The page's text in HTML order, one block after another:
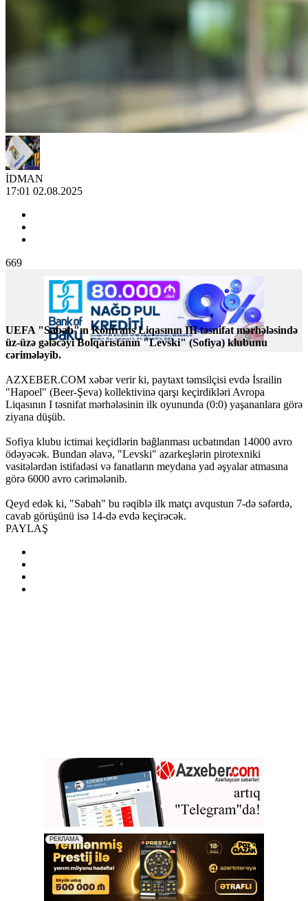
İDMAN
17:01 02.08.2025
669
UEFA "Sabah"ın Konfrans Liqasının III təsnifat mərhələsində
üz-üzə gələcəyi Bolqarıstanın "Levski" (Sofiya) klubunu
cərimələyib.
AZXEBER.COM xəbər verir ki, paytaxt təmsilçisi evdə İsrailin
"Hapoel" (Beer-Şeva) kollektivinə qarşı keçirdikləri Avropa
Liqasının I təsnifat mərhələsinin ilk oyununda (0:0) yaşananlara görə
ziyana düşüb.
Sofiya klubu ictimai keçidlərin bağlanması ucbatından 14000 avro
ödəyəcək. Bundan əlavə, "Levski" azarkeşlərin pirotexniki
vasitələrdən istifadəsi və fanatların meydana yad əşyalar atmasına
görə 6000 avro cərimələnib.
Qeyd edək ki, "Sabah" bu rəqiblə ilk matçı avqustun 7-də səfərdə,
cavab görüşünü isə 14-də evdə keçirəcək.
PAYLAŞ